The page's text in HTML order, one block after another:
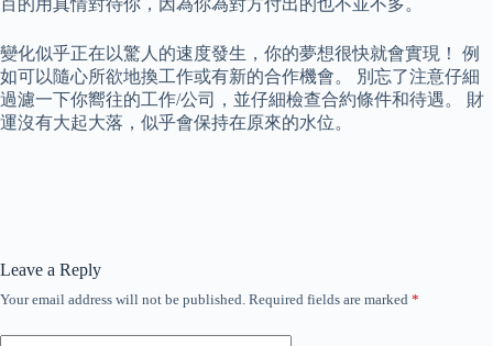
變化似乎正在以驚人的速度發生，你的夢想很快就會實現！ 例
如可以隨心所欲地換工作或有新的合作機會。 別忘了注意仔細
過濾一下你嚮往的工作/公司，並仔細檢查合約條件和待遇。 財
運沒有大起大落，似乎會保持在原來的水位。
Leave a Reply
Your email address will not be published. Required fields are marked *